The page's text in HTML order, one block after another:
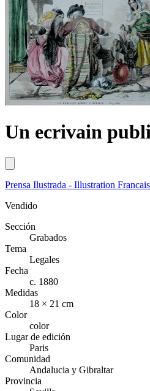
Un ecrivain
Prensa Ilustrada - Illustration
Vendido
Sección
Grabados
Tema
Legales
Fecha
c. 1880
Medidas
18 × 21 cm
Color
color
Lugar de edición
Paris
Comunidad
Andalucia y Gibraltar
Provincia